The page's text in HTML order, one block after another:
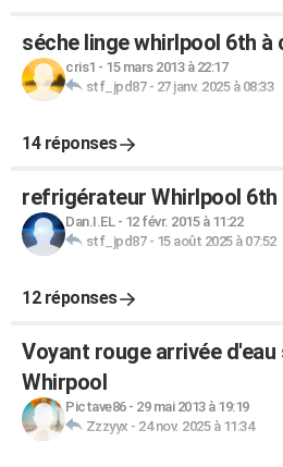
séche linge whirlpool 6th à
cris1 - 15 mars 2013 à 22:17
stf_jpd87- 27 janv. 2025 à 08:33
14 réponses
refrigérateur Whirlpool 6th
Dan.I.EL- 12 févr. 2015 à 11:22
stf_jpd87- 15 août 2025 à 07:52
12 réponses
Voyant rouge arrivée
Whirpool
Pictave86- 29 mai 2013 à 19:19
Zzzyyx - 24 nov. 2025 à 11:34